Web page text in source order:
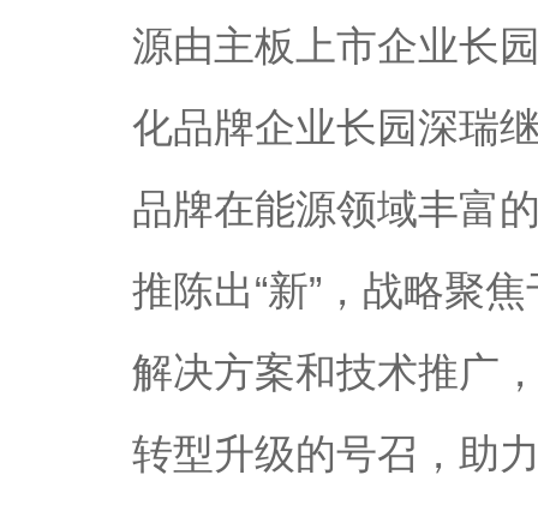
源由主板上市企业长
化品牌企业长园深瑞
品牌在能源领域丰富
推陈出“新”，战略聚
解决方案和技术推广
转型升级的号召，助